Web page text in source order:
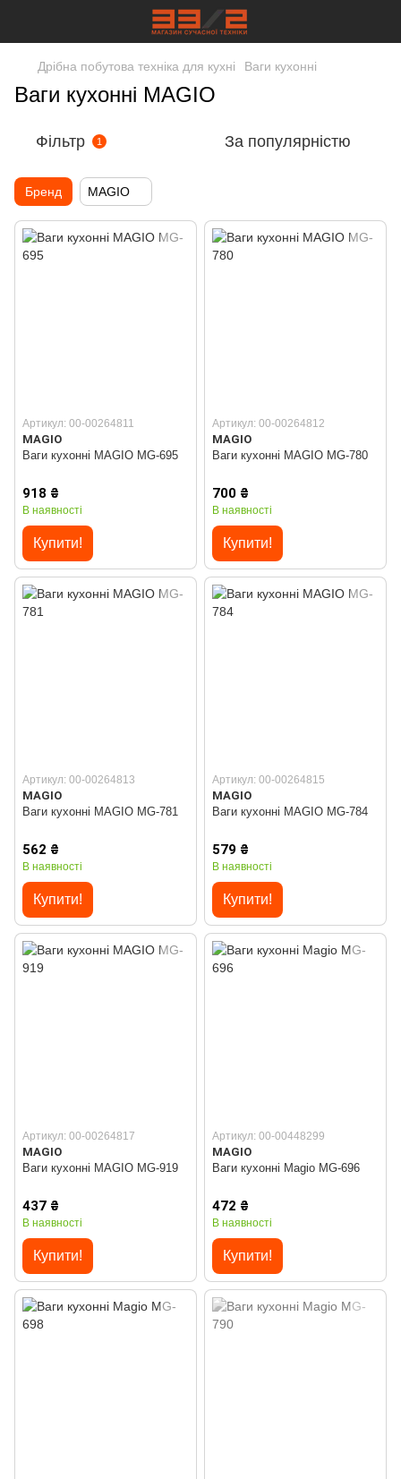
Дрібна побутова техніка для кухні Ваги кухонні
Ваги кухонні MAGIO
Фільтр 1 За популярністю
Бренд MAGIO
Артикул: 00-00264811
MAGIO
Ваги кухонні MAGIO MG-695
918 ₴
В наявності
Купити!
Артикул: 00-00264812
MAGIO
Ваги кухонні MAGIO MG-780
700 ₴
В наявності
Купити!
Артикул: 00-00264813
MAGIO
Ваги кухонні MAGIO MG-781
562 ₴
В наявності
Купити!
Артикул: 00-00264815
MAGIO
Ваги кухонні MAGIO MG-784
579 ₴
В наявності
Купити!
Артикул: 00-00264817
MAGIO
Ваги кухонні MAGIO MG-919
437 ₴
В наявності
Купити!
Артикул: 00-00448299
MAGIO
Ваги кухонні Magio MG-696
472 ₴
В наявності
Купити!